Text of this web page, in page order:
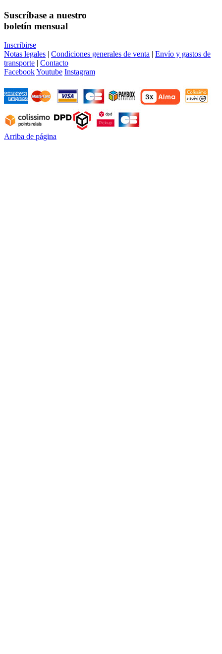
Suscríbase a nuestro
boletín mensual
Inscribirse
Notas legales | Condiciones generales de venta | Envío y gastos de
transporte | Contacto
FacebookYoutube Instagram
Arriba de página